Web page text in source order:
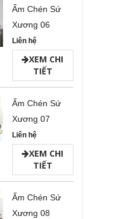
Ấm Chén Sứ
Xương 06
Liên hệ
XEM CHI
TIẾT
Ấm Chén Sứ
Xương 07
Liên hệ
XEM CHI
TIẾT
Ấm Chén Sứ
Xương 08